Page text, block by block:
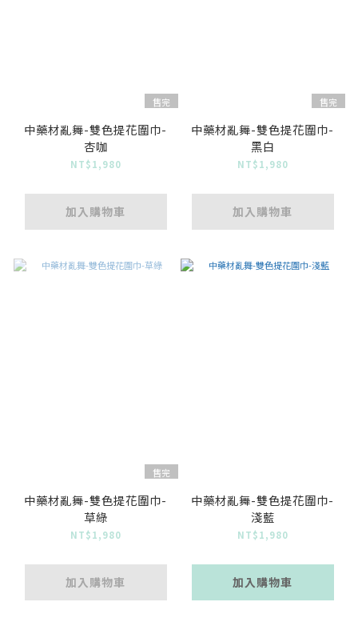
售完
中藥材亂舞-雙色提花圍巾-
杏咖
NT$1,980
加入購物車
售完
中藥材亂舞-雙色提花圍巾-
黑白
NT$1,980
加入購物車
售完
中藥材亂舞-雙色提花圍巾-
草綠
NT$1,980
加入購物車
中藥材亂舞-雙色提花圍巾-
淺藍
NT$1,980
加入購物車